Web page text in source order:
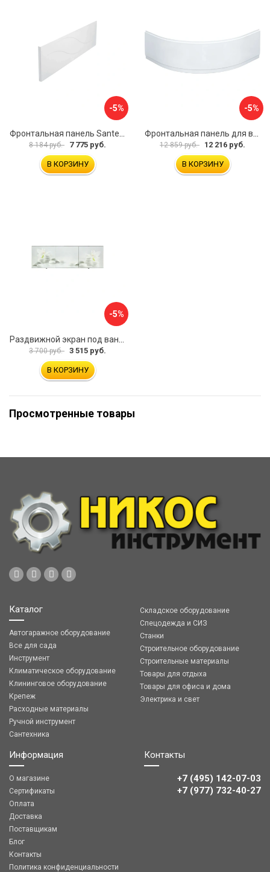
-5%
8 184 руб. 7 775 руб.
В КОРЗИНУ
-5%
12 859 руб. 12 216 руб.
В КОРЗИНУ
-5%
3 700 руб. 3 515 руб.
В КОРЗИНУ
Просмотренные товары
Каталог
Автогаражное оборудование
Все для сада
Инструмент
Климатическое оборудование
Клининговое оборудование
Крепеж
Расходные материалы
Ручной инструмент
Сантехника
Складское оборудование
Спецодежда и СИЗ
Станки
Строительное оборудование
Строительные материалы
Товары для отдыха
Товары для офиса и дома
Электрика и свет
Информация
О магазине
Сертификаты
Оплата
Доставка
Поставщикам
Блог
Контакты
Политика конфиденциальности
Контакты
+7 (495) 142-07-03
‎‎+7 (977) 732-40-27